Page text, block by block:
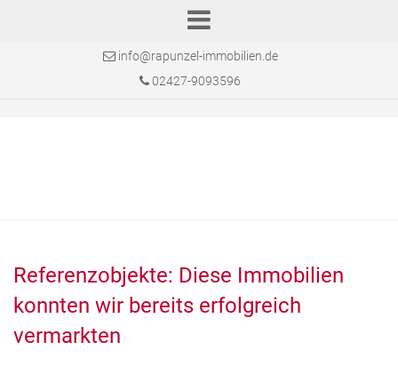
info@rapunzel-immobilien.de
02427-9093596
Referenzobjekte: Diese Immobilien
konnten wir bereits erfolgreich
vermarkten